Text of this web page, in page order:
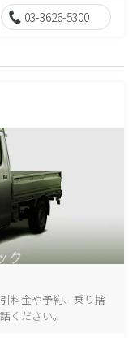
03-3626-5300
料金や予約、乗り捨
ください。